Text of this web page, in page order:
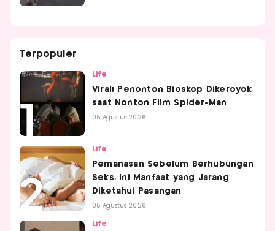
Terpopuler
Life
Viral! Penonton Bioskop Dikeroyok
saat Nonton Film Spider-Man
05 Agustus 2026
Life
Pemanasan Sebelum Berhubungan
Seks, Ini Manfaat yang Jarang
Diketahui Pasangan
05 Agustus 2026
Life